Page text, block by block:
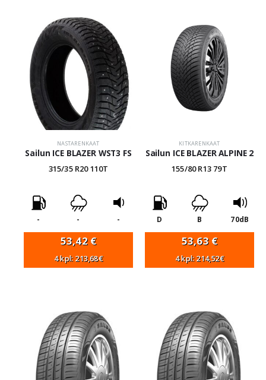
NASTARENKAAT
Sailun ICE BLAZER WST3 FS
315/35 R20 110T
- - -
53,42 €
4 kpl: 213,68€
KITKARENKAAT
Sailun ICE BLAZER ALPINE 2
155/80 R13 79T
D B 70dB
53,63 €
4 kpl: 214,52€